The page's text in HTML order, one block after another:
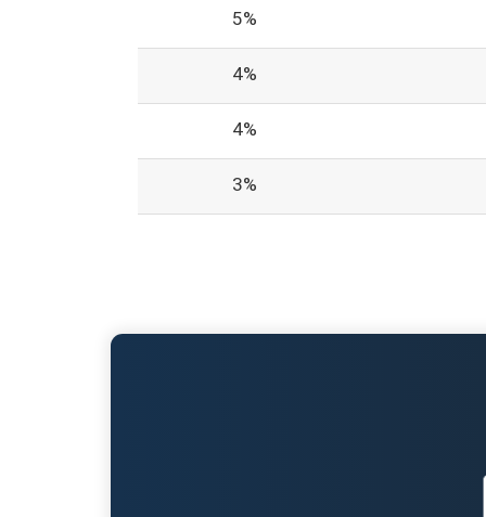
5%
4%
4%
3%